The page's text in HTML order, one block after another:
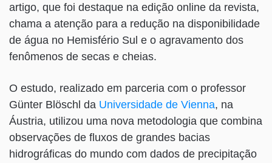
artigo, que foi destaque na edição online da revista,
chama a atenção para a redução na disponibilidade
de água no Hemisfério Sul e o agravamento dos
fenômenos de secas e cheias.
O estudo, realizado em parceria com o professor
Günter Blöschl da Universidade de Vienna, na
Áustria, utilizou uma nova metodologia que combina
observações de fluxos de grandes bacias
hidrográficas do mundo com dados de precipitação